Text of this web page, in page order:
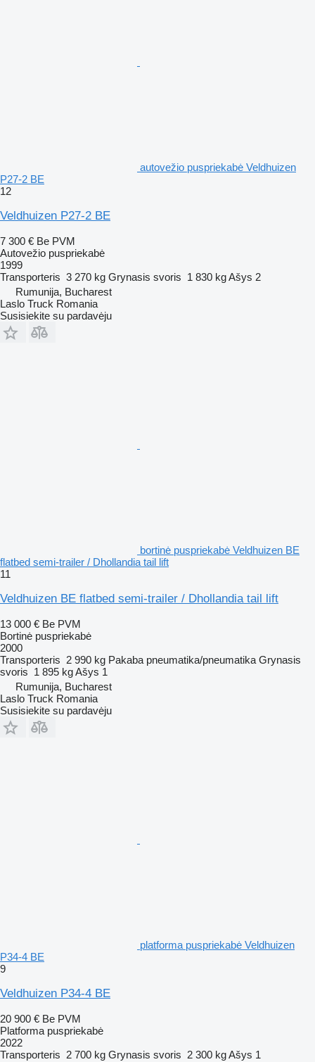
autovežio puspriekabė Veldhuizen
P27-2 BE
12
Veldhuizen P27-2 BE
7 300 € Be PVM
Autovežio puspriekabė
1999
Transporteris 3 270 kg Grynasis svoris 1 830 kgAšys 2
Rumunija, Bucharest
Laslo Truck Romania
Susisiekite su pardavėju
bortinė puspriekabė Veldhuizen BE
flatbed semi-trailer / Dhollandia tail lift
11
Veldhuizen BE flatbed semi-trailer / Dhollandia tail lift
13 000 € Be PVM
Bortinė puspriekabė
2000
Transporteris 2 990 kg Pakaba pneumatika/pneumatika Grynasis
svoris 1 895 kgAšys 1
Rumunija, Bucharest
Laslo Truck Romania
Susisiekite su pardavėju
platforma puspriekabė Veldhuizen
P34-4 BE
9
Veldhuizen P34-4 BE
20 900 € Be PVM
Platforma puspriekabė
2022
Transporteris 2 700 kg Grynasis svoris 2 300 kgAšys 1